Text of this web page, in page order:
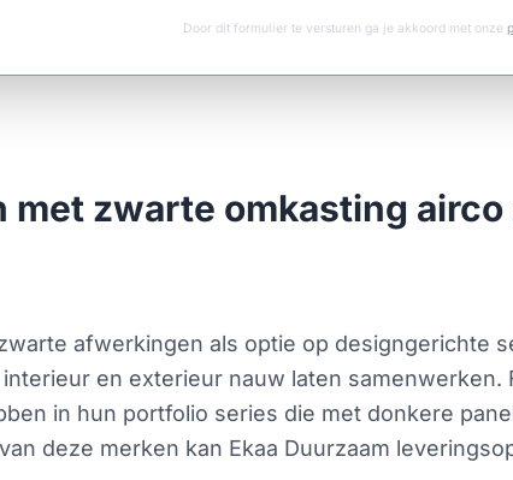
Door dit formulier te versturen ga je akkoord met onze
met zwarte omkasting
afwerkingen als optie op designgerichte
en exterieur nauw laten samenwerken.
in hun portfolio series die met donkere
deze merken kan Ekaa Duurzaam